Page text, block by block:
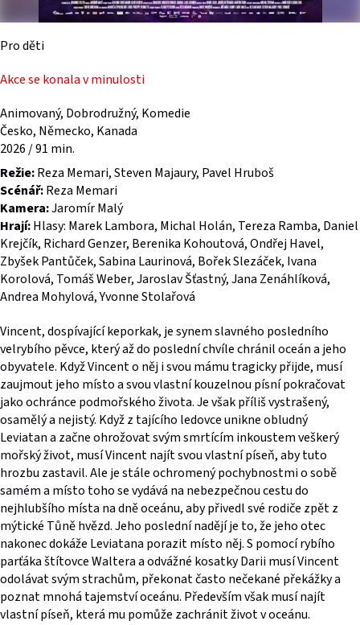
Pro děti
Akce se konala v minulosti
Animovaný, Dobrodružný, Komedie
Česko, Německo, Kanada
2026 / 91 min.
Režie:Reza Memari, Steven Majaury, Pavel Hruboš
Scénář:Reza Memari
Kamera:Jaromír Malý
Hrají:Hlasy: Marek Lambora, Michal Holán, Tereza Ramba, Daniel
Krejčík, Richard Genzer, Berenika Kohoutová, Ondřej Havel,
Zbyšek Pantůček, Sabina Laurinová, Bořek Slezáček, Ivana
Korolová, Tomáš Weber, Jaroslav Šťastný, Jana Zenáhlíková,
Andrea Mohylová, Yvonne Stolařová
Vincent, dospívající keporkak, je synem slavného posledního
velrybího pěvce, který až do poslední chvíle chránil oceán a jeho
obyvatele. Když Vincent o něj i svou mámu tragicky přijde, musí
zaujmout jeho místo a svou vlastní kouzelnou písní pokračovat
jako ochránce podmořského života. Je však příliš vystrašený,
osamělý a nejistý. Když z tajícího ledovce unikne obludný
Leviatan a začne ohrožovat svým smrtícím inkoustem veškerý
mořský život, musí Vincent najít svou vlastní píseň, aby tuto
hrozbu zastavil. Ale je stále ochromený pochybnostmi o sobě
samém a místo toho se vydává na nebezpečnou cestu do
nejhlubšího místa na dně oceánu, aby přivedl své rodiče zpět z
mýtické Tůně hvězd. Jeho poslední nadějí je to, že jeho otec
nakonec dokáže Leviatana porazit místo něj. S pomocí rybího
parťáka štítovce Waltera a odvážné kosatky Darii musí Vincent
odolávat svým strachům, překonat často nečekané překážky a
poznat mnohá tajemství oceánu. Především však musí najít
vlastní píseň, která mu pomůže zachránit život v oceánu.